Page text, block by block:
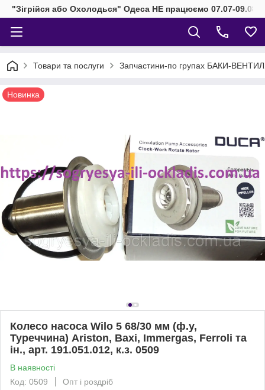
"Зігрійся або Охолодься" Одеса НЕ працюємо 07.07-
Товари та послуги Запчастини-по групах БАКИ-
Новинка
Колесо насоса Wilo 5 68/30 мм (ф.у,
Туреччина) Ariston, Baxi, Immergas, Ferroli та
ін., арт. 191.051.012, к.з. 0509
В наявності
Код: 0509
Опт і роздріб